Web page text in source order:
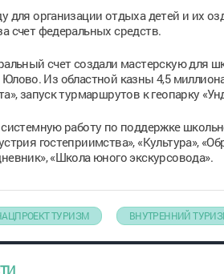
для организации отдыха детей и их
счет федеральных средств.
счет создали мастерскую для
Из областной казны 4,5
запуск турмаршрутов к геопарку
работу по поддержке
гостеприимства», «Культура»,
«Школа юного экскурсовода».
ТУРИЗМ ВНУТРЕННИЙ